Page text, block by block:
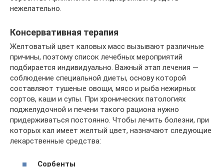
нежелательно.
Консервативная терапия
Желтоватый цвет каловых масс вызывают различные
причины, поэтому список лечебных мероприятий
подбирается индивидуально. Важный этап лечения —
соблюдение специальной диеты, основу которой
составляют тушеные овощи, мясо и рыба нежирных
сортов, каши и супы. При хронических патологиях
поджелудочной и печени такого рациона нужно
придерживаться постоянно. Чтобы лечить болезни, при
которых кал имеет желтый цвет, назначают следующие
лекарственные средства:
Сорбенты